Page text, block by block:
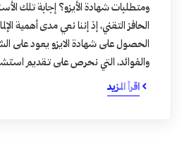
ومتطلبات شهادة الأيزو؟ إجابة تلك
الحافز التقني، إذ إننا نعي مدى أهمية
الحصول على شهادة الايزو يعود على
والفوائد، التي نحرص على تقديم
اقرأ المزيد